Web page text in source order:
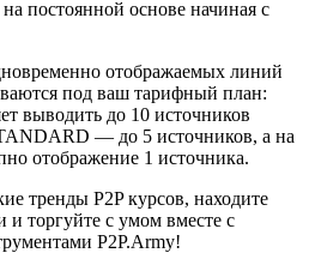
постоянной основе начиная с
отображаемых линий
под ваш тарифный план:
выводить до 10 источников
— до 5 источников, а на
отображение 1 источника.
тренды P2P курсов, находите
и торгуйте с умом вместе с
P2P.Army!